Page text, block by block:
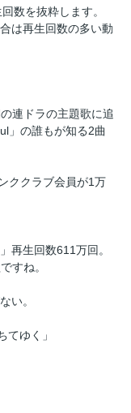
数を抜粋します。
は再生回数の多い動
連ドラの主題歌に追
」の誰もが知る2曲
ククラブ会員が1万
再生回数611万回。
すね。
い。
ゆく」